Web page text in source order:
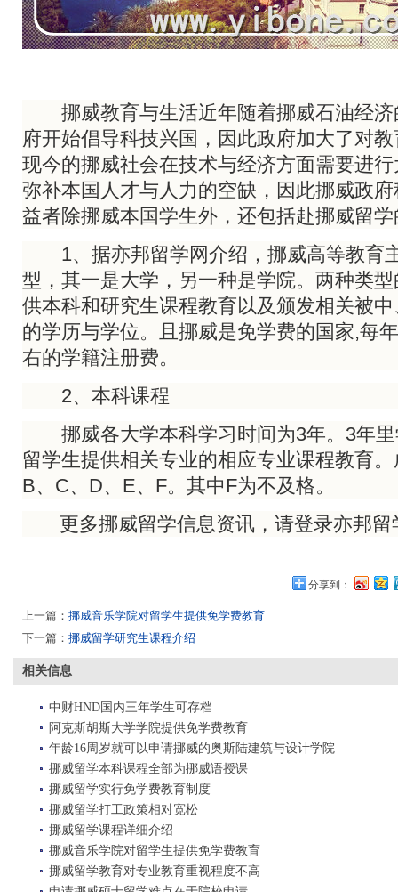
挪威教育与生活近年随着挪威石油经济
府开始倡导科技兴国，因此政府加大了对
现今的挪威社会在技术与经济方面需要进
弥补本国人才与人力的空缺，因此挪威政
益者除挪威本国学生外，还包括赴挪威留
1、据亦邦留学网介绍，挪威高等教育
型，其一是大学，另一种是学院。两种类
供本科和研究生课程教育以及颁发相关被
的学历与学位。且挪威是免学费的国家,每
右的学籍注册费。
2、本科课程
挪威各大学本科学习时间为3年。3年里
留学生提供相关专业的相应专业课程教育
B、C、D、E、F。其中F为不及格。
更多挪威留学信息资讯，请登录亦邦留
分享到：
上一篇： 挪威音乐学院对留学生提供免学费教育
下一篇： 挪威留学研究生课程介绍
相关信息
中财HND国内三年学生可存档
阿克斯胡斯大学学院提供免学费教育
年龄16周岁就可以申请挪威的奥斯陆建筑与设计学院
挪威留学本科课程全部为挪威语授课
挪威留学实行免学费教育制度
挪威留学打工政策相对宽松
挪威留学课程详细介绍
挪威音乐学院对留学生提供免学费教育
挪威留学教育对专业教育重视程度不高